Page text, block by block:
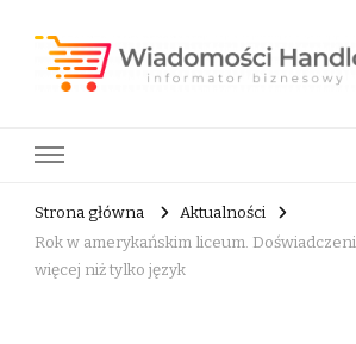
Strona główna
Aktualności
Rok w amerykańskim liceum.
więcej niż tylko język